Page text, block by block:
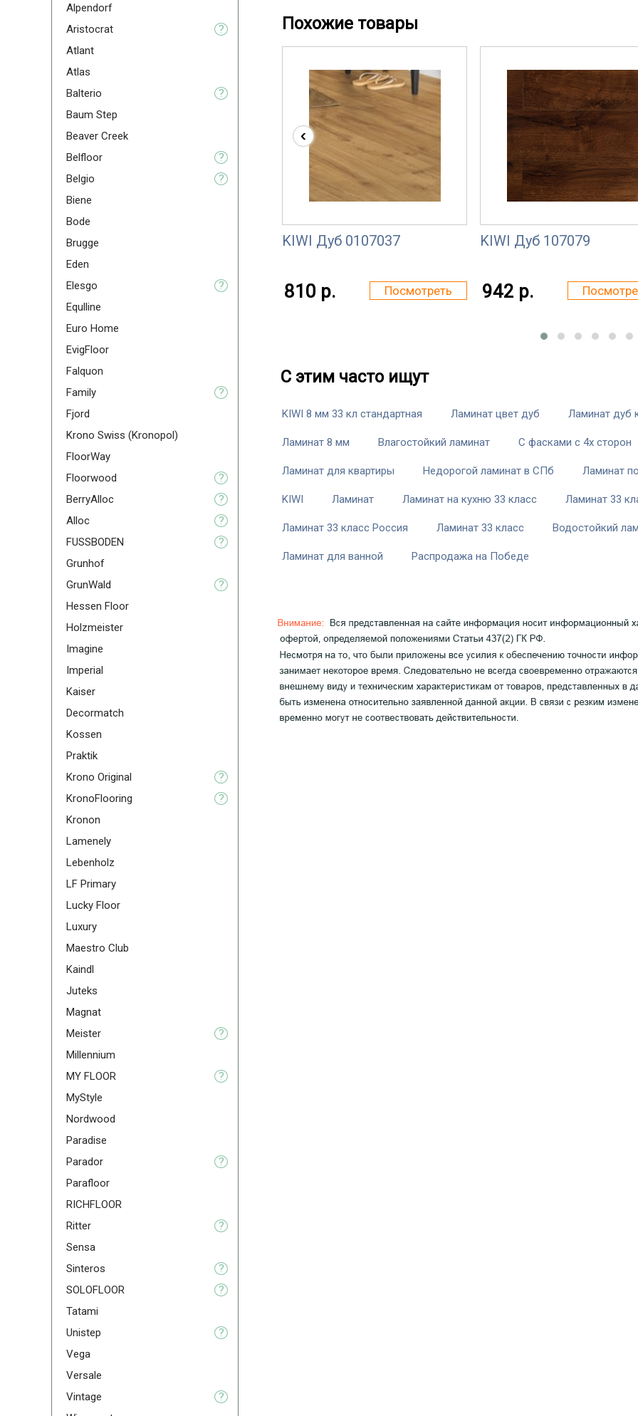
Похожие товары
KIWI Дуб 0107037
810 р. Посмотреть
KIWI Дуб 107079
942 р.
‹
С этим часто ищут
KIWI 8 мм 33 кл стандартная Ламинат цвет дуб Ламинат дуб
Ламинат 8 мм Влагостойкий ламинат С фасками с 4х сторон
Ламинат для квартиры Недорогой ламинат в СПб Ламинат
KIWI Ламинат Ламинат на кухню 33 класс Ламинат 33
Ламинат 33 класс Россия Ламинат 33 класс Водостойкий
Ламинат для ванной Распродажа на Победе
Alpendorf
Aristoсrat
?
Atlant
Atlas
Balterio
?
Baum Step
Beaver Creek
Belfloor
?
Belgio
?
Biene
Bode
Brugge
Eden
Elesgo
?
Equlline
Euro Home
EvigFloor
Falquon
Family
?
Fjord
Krono Swiss (Kronopol)
FloorWay
Floorwood
?
BerryAlloc
?
Alloc
?
FUSSBODEN
?
Grunhof
GrunWald
?
Hessen Floor
Holzmeister
Imagine
Imperial
Kaiser
Decormatch
Kossen
Praktik
Krono Original
?
KronoFlooring
?
Kronon
Lamenely
Lebenholz
LF Primary
Lucky Floor
Luxury
Maestro Club
Kaindl
Juteks
Magnat
Meister
?
Millennium
MY FLOOR
?
MyStyle
Nordwood
Paradise
Parador
?
Parafloor
RICHFLOOR
Ritter
?
Sensa
Sinteros
?
SOLOFLOOR
?
Tatami
Unistep
?
Vega
Versale
Vintage
?